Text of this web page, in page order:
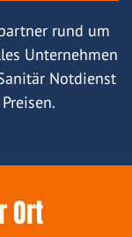
rund um
Unternehmen
Notdienst
Ort